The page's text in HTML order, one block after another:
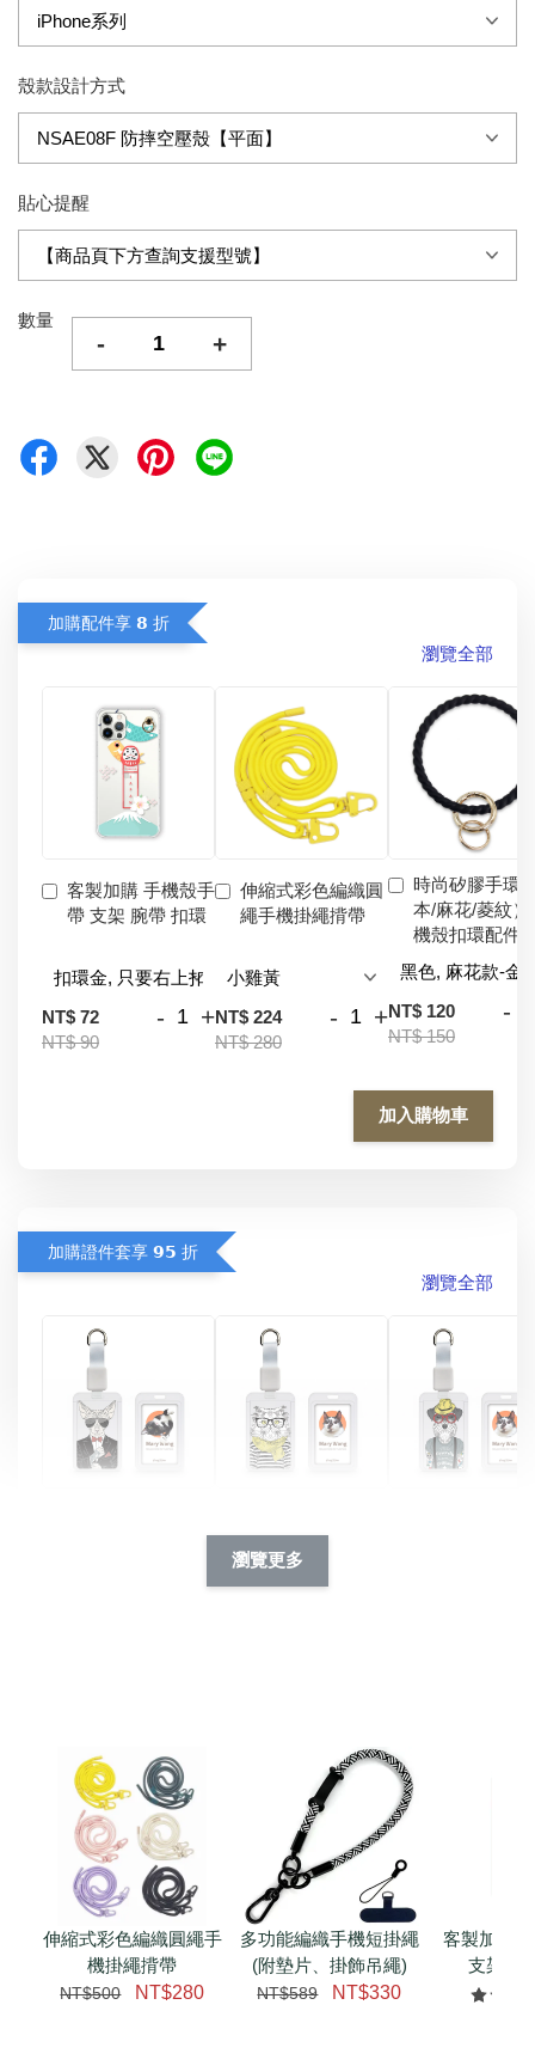
殼款設計方式
貼心提醒
數量
- +
加購配件享 𝟴 折
瀏覽全部
客製加購 手機殼手
帶 支架 腕帶 扣環
NT$ 72
NT$ 90
- +
伸縮式彩色編織圓
繩手機掛繩揹帶
NT$ 224
NT$ 280
- +
時尚矽膠手環
本/麻花/菱紋）
機殼扣環配件
NT$ 120
NT$ 150
-
加入購物車
加購證件套享 𝟵𝟱 折
瀏覽全部
件套(附伸縮卡扣)
CSAA05
加入購物車
瀏覽更多
瀏覽更多
伸縮式彩色編織圓繩手
機掛繩揹帶
NT$500 NT$280
多功能編織手機短掛繩
(附墊片、掛飾吊繩)
NT$589 NT$330
客製加購
支架 腕